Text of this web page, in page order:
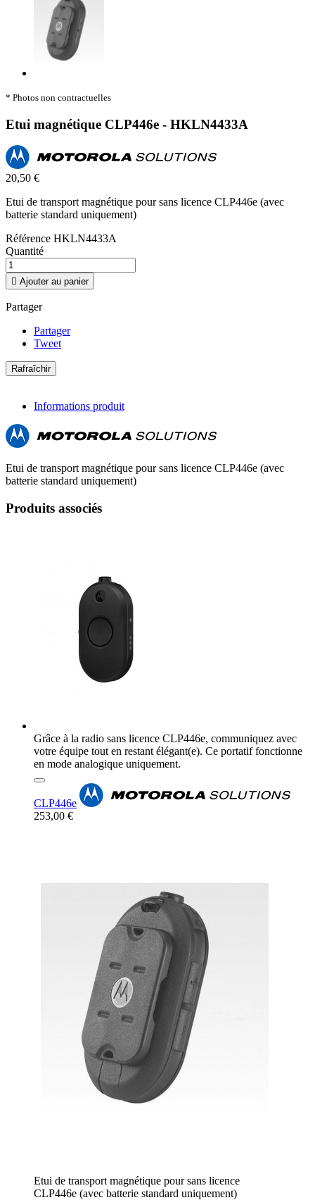
* Photos non contractuelles
Etui magnétique CLP446e - HKLN4433A
20,50 €
Etui de transport magnétique pour sans licence CLP446e (avec
batterie standard uniquement)
Référence HKLN4433A
Quantité
 Ajouter au panier
Partager
Partager
Tweet
Informations produit
Etui de transport magnétique pour sans licence CLP446e (avec
batterie standard uniquement)
Produits associés
Grâce à la radio sans licence CLP446e, communiquez avec
votre équipe tout en restant élégant(e). Ce portatif fonctionne
en mode analogique uniquement.
CLP446e
253,00 €
Etui de transport magnétique pour sans licence
CLP446e (avec batterie standard uniquement)